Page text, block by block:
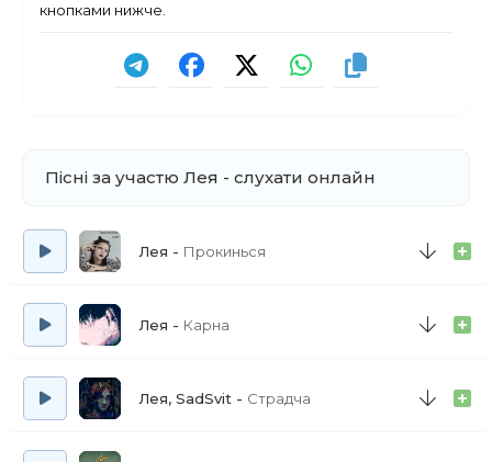
кнопками нижче.
Пісні за участю Лея - слухати онлайн
Лея Прокинься
Лея Карна
Лея, SadSvit Страдча